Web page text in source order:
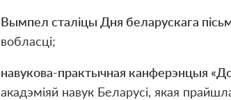
Вымпел сталіцы Дня беларускага
вобласці;
навукова-практычная канферэнцыя «
акадэміяй навук Беларусі, якая